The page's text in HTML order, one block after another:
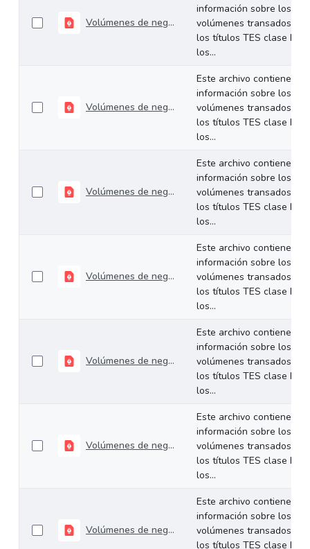
Volúmenes de negociación del 02 al 06 de diciembre de 2024
información sobre los
volúmenes transados de
los títulos TES clase B en
los...
Volúmenes de negociación del 25 al 29 de noviembre de 2024
Este archivo contiene
información sobre los
volúmenes transados de
los títulos TES clase B en
los...
Volúmenes de negociación del 18 al 22 de noviembre de 2024
Este archivo contiene
información sobre los
volúmenes transados de
los títulos TES clase B en
los...
Volúmenes de negociación del 12 al 15 de noviembre de 2024
Este archivo contiene
información sobre los
volúmenes transados de
los títulos TES clase B en
los...
Volúmenes de negociación del 05 al 08 de noviembre de 2024.
Este archivo contiene
información sobre los
volúmenes transados de
los títulos TES clase B en
los...
Volúmenes de negociación del 28 de octubre al 01 de noviembre de 2024.
Este archivo contiene
información sobre los
volúmenes transados de
los títulos TES clase B en
los...
Volúmenes de negociación del 21 al 25 de octubre de 2024
Este archivo contiene
información sobre los
volúmenes transados de
los títulos TES clase B en